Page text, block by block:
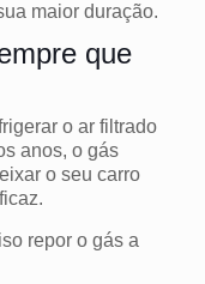
maior duração.
que
o ar filtrado
anos, o gás
o seu carro
repor o gás a